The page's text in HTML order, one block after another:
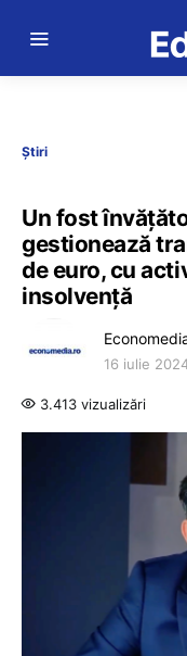
Știri
Un fost
gestionează
de euro, cu
insolvență
16 iulie
3.413 vizualizări